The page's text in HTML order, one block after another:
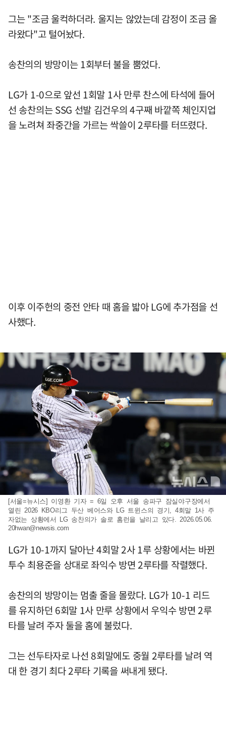
그는 "조금 울컥하더라. 울지는 않았는데 감정이 조금 올
라왔다"고 털어놨다.
송찬의의 방망이는 1회부터 불을 뿜었다.
LG가 1-0으로 앞선 1회말 1사 만루 찬스에 타석에 들어
선 송찬의는 SSG 선발 김건우의 4구째 바깥쪽 체인지업
을 노려쳐 좌중간을 가르는 싹쓸이 2루타를 터뜨렸다.
이후 이주헌의 중전 안타 때 홈을 밟아 LG에 추가점을 선
사했다.
[서울=뉴시스] 이영환 기자 = 6일 오후 서울 송파구 잠실야구장에서
열린 2026 KBO리그 두산 베어스와 LG 트윈스의 경기, 4회말 1사 주
자없는 상황에서 LG 송찬의가 솔로 홈런을 날리고 있다. 2026.05.06.
20hwan@newsis.com
LG가 10-1까지 달아난 4회말 2사 1루 상황에서는 바뀐
투수 최용준을 상대로 좌익수 방면 2루타를 작렬했다.
송찬의의 방망이는 멈출 줄을 몰랐다. LG가 10-1 리드
를 유지하던 6회말 1사 만루 상황에서 우익수 방면 2루
타를 날려 주자 둘을 홈에 불렀다.
그는 선두타자로 나선 8회말에도 중월 2루타를 날려 역
대 한 경기 최다 2루타 기록을 써내게 됐다.